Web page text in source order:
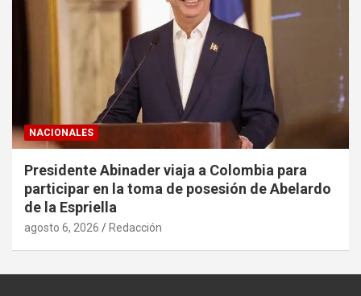
NACIONALES
Presidente Abinader viaja a Colombia para
participar en la toma de posesión de Abelardo
de la Espriella
agosto 6, 2026 Redacción